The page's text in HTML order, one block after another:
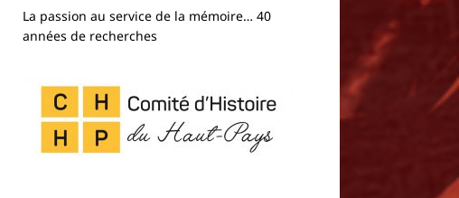
La passion au service de la mémoire… 40
années de recherches